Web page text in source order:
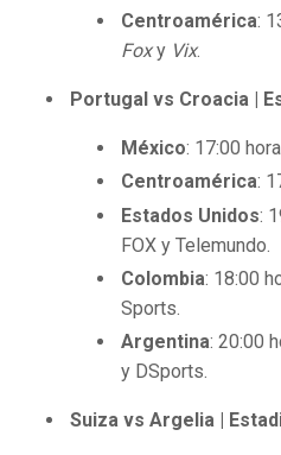
Centroamérica:
Foxy Vix.
Portugal vs Croacia |
México: 17:00
Centroamérica:
Estados Unidos:
FOX y Telemundo.
Colombia: 18:00
Sports.
Argentina: 20:00
y DSports.
Suiza vs Argelia |